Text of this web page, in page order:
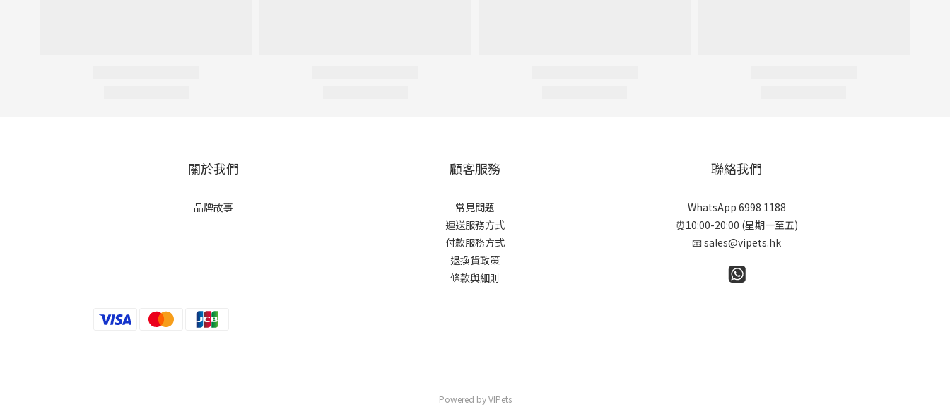
關於我們
品牌故事
顧客服務
常見問題
運送服務方式
付款服務方式
退換貨政策
條款與細則
聯絡我們
WhatsApp 6998 1188
⏰10:00-20:00 (星期一至五)
📧 sales@vipets.hk
Powered by VIPets